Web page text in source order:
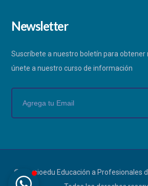
Respondemos a la brevedad
Newsletter
Suscríbete a nuestro boletín para
únete a nuestro curso de información
© Physioedu Educación a Profesionales